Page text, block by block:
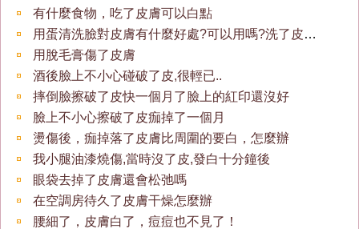
有什麼食物，吃了皮膚可以白點
用蛋清洗臉對皮膚有什麼好處?可以用嗎?洗了皮膚會不
用脫毛膏傷了皮膚
酒後臉上不小心碰破了皮,很輕已..
摔倒臉擦破了皮快一個月了臉上的紅印還沒好
臉上不小心擦破了皮痂掉了一個月
燙傷後，痂掉落了皮膚比周圍的要白，怎麼辦
我小腿油漆燒傷,當時沒了皮,發白十分鐘後
眼袋去掉了皮膚還會松弛嗎
在空調房待久了皮膚干燥怎麼辦
腰細了，皮膚白了，痘痘也不見了！